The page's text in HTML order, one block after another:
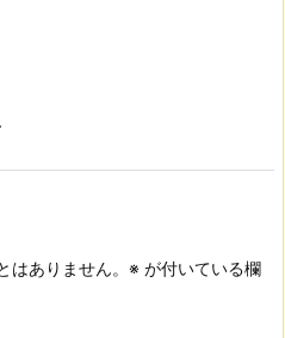
はありません。 ※ が付いている欄